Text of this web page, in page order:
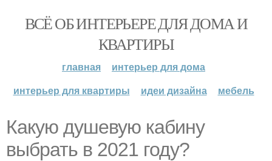
ВСЁ ОБ ИНТЕРЬЕРЕ ДЛЯ ДОМА И
КВАРТИРЫ
главная
интерьер для дома
интерьер для квартиры
идеи дизайна мебель
Какую душевую кабину
выбрать в 2021 году?